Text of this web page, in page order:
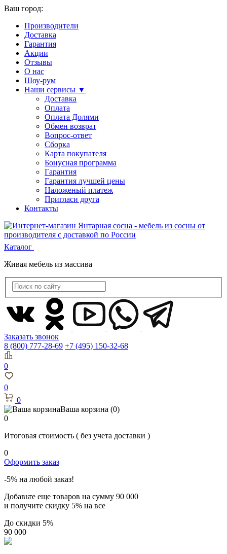
Ваш город:
Производители
Доставка
Гарантия
Акции
Отзывы
О нас
Шоу-рум
Наши сервисы ▼
Доставка
Оплата
Оплата Долями
Обмен возврат
Вопрос-ответ
Сборка
Карта покупателя
Бонусная программа
Гарантия
Гарантия лучшей цены
Наложеный платеж
Пригласи друга
Контакты
Каталог
Живая мебель из массива
Заказать звонок
8 (800) 777-28-69 +7 (495) 150-32-68
0
0
0
Ваша корзина (0)
0
Итоговая стоимость ( без учета доставки )
0
Оформить заказ
-5% на любой заказ!
Добавьте еще товаров на сумму 90 000
и получите скидку 5% на все
До скидки 5%
90 000